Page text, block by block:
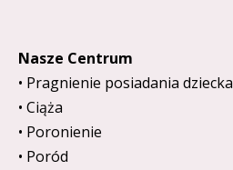
Nasze Centrum
Pragnienie posiadania dziecka
Ciąża
Poronienie
Poród